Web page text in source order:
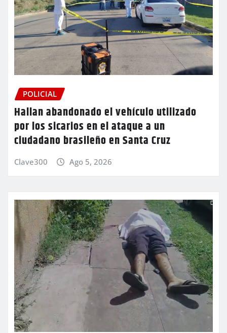
POLICIAL
Hallan abandonado el vehículo utilizado
por los sicarios en el ataque a un
ciudadano brasileño en Santa Cruz
Clave300 Ago 5, 2026